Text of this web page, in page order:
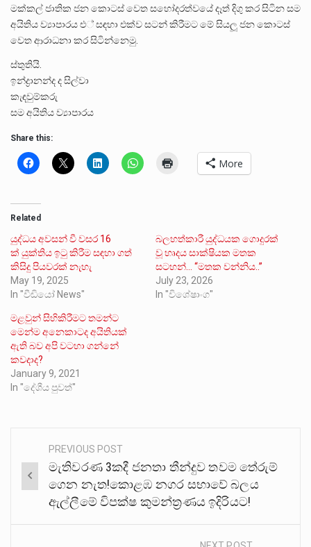
මක්කල් ජාතික ජන කොටස් වෙත සහෝදරත්වයේ දෑත් දිගු කර සිටින සම
අයිතිය ව්‍යාපාරය එ් සඳහා එක්ව සටන් කිරීමට මේ සියලූ ජන කොටස්
වෙත ආරාධනා කර සිටින්නෙමු.
ස්තුතියි.
ඉන්ද්‍රානන්ද ද සිල්වා
කැඳවුම්කරු
සම අයිතිය ව්‍යාපාරය
Share this:
More
Related
යුද්ධය අවසන් වී වසර 16
ක් යුක්තිය ඉටු කිරීම සඳහා ගත්
කිසිදු පියවරක් නැහැ
May 19, 2025
In "වීඩියෝ News"
බලහත්කාරී යුද්ධයක ගොදුරක්
වූ හෘදය සාක්ෂියක මතක
සටහන්… “මතක වන්නිය..”
July 23, 2026
In "විශේෂාංග"
මළවුන් සිහිකිරීමට තමන්ට
මෙන්ම අනෙකාටද අයිතියක්
ඇති බව අපි වටහා ගන්නේ
කවදාද?
January 9, 2021
In "දේශීය පුවත්"
Post
navigation
PREVIOUS POST
මැතිවරණ 3කදී ජනතා තීන්දුව තවම තේරුම්
ගෙන නැත!කොළඹ නගර සභාවේ බලය
ඇල්ලීමේ විපක්ෂ කුමන්ත්‍රණය ඉදිරියට!